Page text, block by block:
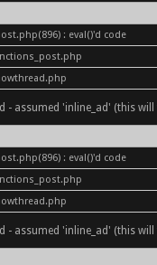
: eval()'d code
assumed 'inline_ad' (this
: eval()'d code
assumed 'inline_ad' (this